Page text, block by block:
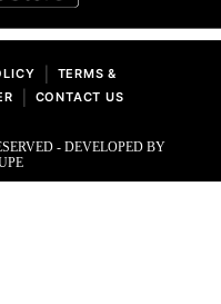
TERMS &
CONTACT US
- DEVELOPED BY